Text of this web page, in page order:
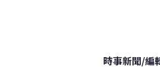
時事新聞/編